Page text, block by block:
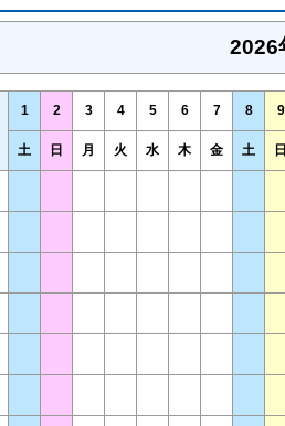
2026
1 2 3 4 5 6 7 8 9
土 日 月 火 水 木 金 土 日